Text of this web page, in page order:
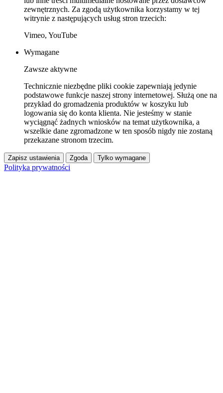
zewnętrznych. Za zgodą użytkownika korzystamy w tej
witrynie z następujących usług stron trzecich:
Vimeo, YouTube
Wymagane
Zawsze aktywne
Technicznie niezbędne pliki cookie zapewniają jedynie
podstawowe funkcje naszej strony internetowej. Służą one na
przykład do gromadzenia produktów w koszyku lub
logowania się do konta klienta. Nie jesteśmy w stanie
wyciągnąć żadnych wniosków na temat użytkownika, a
wszelkie dane zgromadzone w ten sposób nigdy nie zostaną
przekazane stronom trzecim.
Zapisz ustawienia Zgoda Tylko wymagane
Polityka prywatności